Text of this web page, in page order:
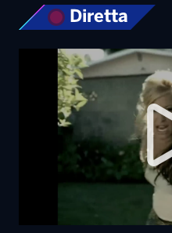
Diretta